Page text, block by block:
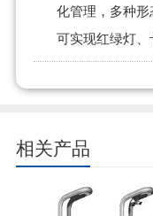
化管理，多种形
可实现红绿灯、
相关产品